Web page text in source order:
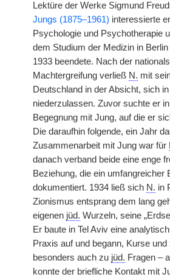
Lektüre der Werke Sigmund
Jungs (1875–1961) interessierte
Psychologie und Psychotherapie
dem Studium der Medizin in
1933 beendete. Nach der
Machtergreifung verließ N. mit
Deutschland in der Absicht, sich
niederzulassen. Zuvor suchte er
Begegnung mit Jung, auf die er
Die daraufhin folgende, ein Jahr
Zusammenarbeit mit Jung war für
danach verband beide eine enge
Beziehung, die ein umfangreicher
dokumentiert. 1934 ließ sich N. in
Zionismus entsprang dem lang
eigenen jüd. Wurzeln, seine
Er baute in Tel Aviv eine
Praxis auf und begann, Kurse und
besonders auch zu jüd. Fragen –
konnte der briefliche Kontakt mit